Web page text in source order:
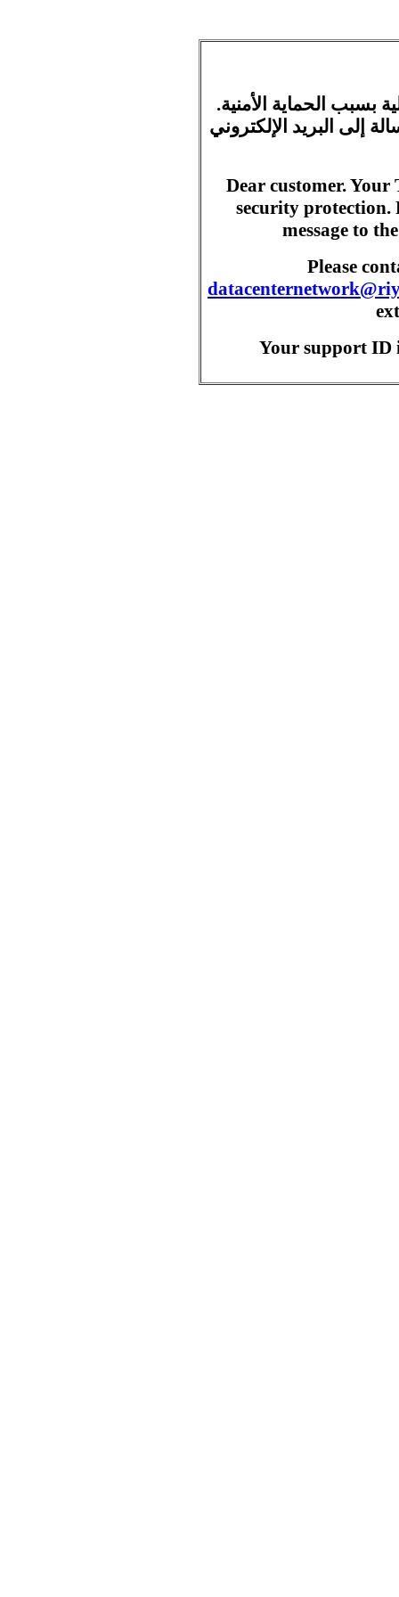
بسبب الحماية الأمنية.
إلى البريد الإلكتروني
Dear customer. Your
security protection.
message to
Please
Your support ID